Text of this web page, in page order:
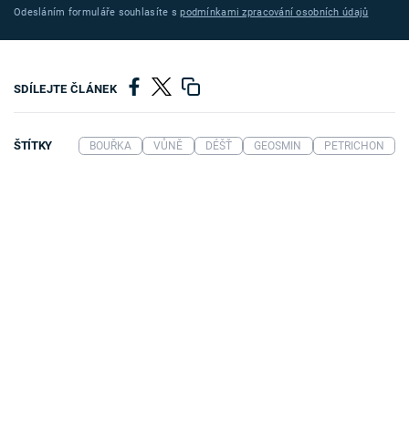
Odesláním formuláře souhlasíte spodmínkami zpracování osobních údajů
SDÍLEJTE ČLÁNEK
ŠTÍTKY BOUŘKA VŮNĚ DÉŠŤ GEOSMIN PETRICHON